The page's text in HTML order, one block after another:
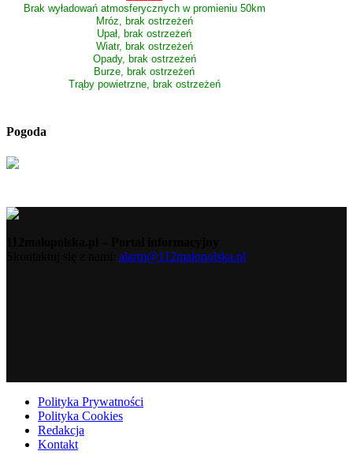
Brak wyładowań atmosferycznych w promieniu 50km
Mróz, brak ostrzeżeń
Upał, brak ostrzeżeń
Wiatr, brak ostrzeżeń
Opady, brak ostrzeżeń
Burze, brak ostrzeżeń
Trąby powietrzne, brak ostrzeżeń
Pogoda
alarm@112malopolska.pl
Polityka Prywatności
Polityka Cookies
Redakcja
Kontakt